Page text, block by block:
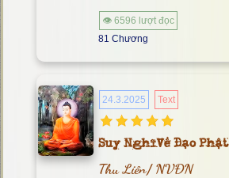
👁 6596 lượt đọc
81 Chương
24.3.2025 Text
Suy Nghĩ Về Đạo Phật
Thu Liên/ NVĐN